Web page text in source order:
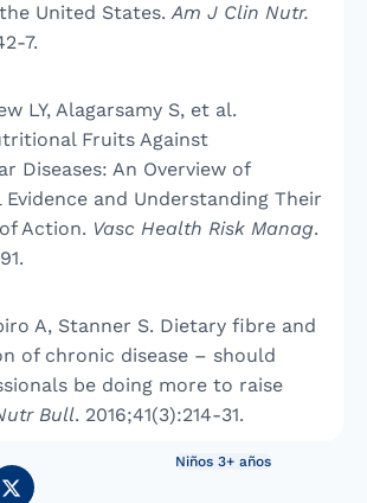
United States.Am J Clin Nutr.
7.
LY, Alagarsamy S, et al.
Fruits Against
Diseases: An Overview of
and Understanding Their
Action. Vasc Health Risk Manag.
A, Stanner S. Dietary fibre and
of chronic disease – should
be doing more to raise
Bull. 2016;41(3):214-31.
Niños 3+ años